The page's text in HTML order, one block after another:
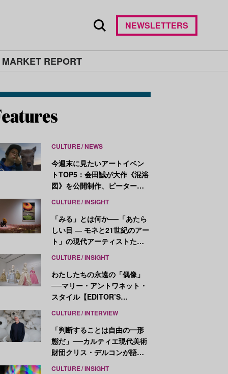
REPORT
NEWSLETTERS
CULTURE NEWS
今週末に見たいアートイベン
トTOP5：会田誠が大作《混浴
図》を公開制作、ピーター・
CULTURE INSIGHT
「みる」とは何か──「あたら
しい目 ― モネと21世紀のアー
ト」の現代アーティストたち
CULTURE INSIGHT
わたしたちの永遠の「偶像」
──マリー・アントワネット・
スタイル【EDITOR’S
CULTURE INTERVIEW
「判断することは自由の一形
態だ」──カルティエ現代美術
財団クリス・デルコンが語
CULTURE INSIGHT